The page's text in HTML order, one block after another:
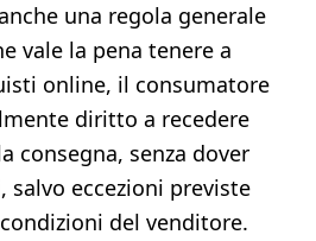
una regola generale
vale la pena tenere a
online, il consumatore
diritto a recedere
consegna, senza dover
salvo eccezioni previste
del venditore.